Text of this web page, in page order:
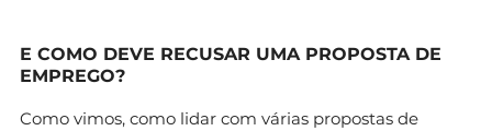
E COMO DEVE RECUSAR UMA PROPOSTA DE
EMPREGO?
Como vimos, como lidar com várias propostas de